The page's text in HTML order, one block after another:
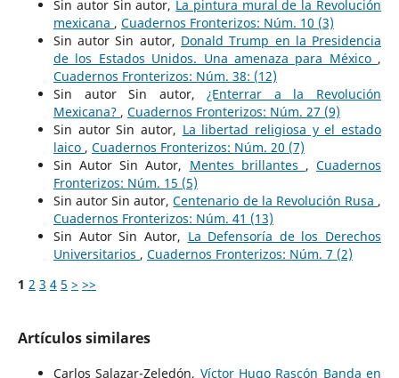
Sin autor Sin autor, La pintura mural de la Revolución
mexicana , Cuadernos Fronterizos: Núm. 10 (3)
Sin autor Sin autor, Donald Trump en la Presidencia
de los Estados Unidos. Una amenaza para México ,
Cuadernos Fronterizos: Núm. 38: (12)
Sin autor Sin autor,¿Enterrar a la Revolución
Mexicana? , Cuadernos Fronterizos: Núm. 27 (9)
Sin autor Sin autor, La libertad religiosa y el estado
laico , Cuadernos Fronterizos: Núm. 20 (7)
Sin Autor Sin Autor, Mentes brillantes ,Cuadernos
Fronterizos: Núm. 15 (5)
Sin autor Sin autor,Centenario de la Revolución Rusa ,
Cuadernos Fronterizos: Núm. 41 (13)
Sin Autor Sin Autor, La Defensoría de los Derechos
Universitarios , Cuadernos Fronterizos: Núm. 7 (2)
1 2 3 4 5 > >>
Artículos similares
Carlos Salazar-Zeledón, Víctor Hugo Rascón Banda en